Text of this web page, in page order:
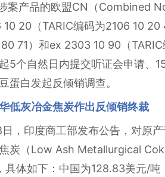
案产品的欧盟CN（Combined
20（TARIC编码为2106 10
71）和ex 2303 10 90（
5个自然日内提交听证会申请、
蛋白发起反倾销调查。
低灰冶金焦炭作出反倾销终裁
，印度商工部发布公告，对原
炭（Low Ash Metallurgical
具体如下：中国为128.83美元/